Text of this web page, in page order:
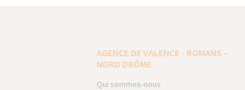
AGENCE DE VALENCE - ROMANS -
NORD DRÔME
Qui sommes-nous